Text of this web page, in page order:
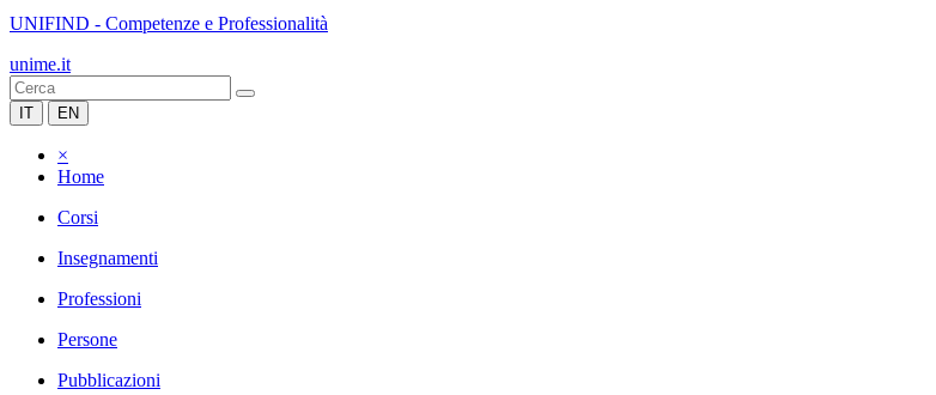
UNIFIND - Competenze e Professionalità
unime.it
IT EN
×
Home
Corsi
Insegnamenti
Professioni
Persone
Pubblicazioni